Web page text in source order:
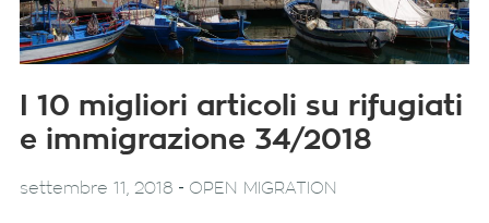
I 10 migliori articoli su rifugiati
e immigrazione 34/2018
settembre 11, 2018 - OPEN MIGRATION